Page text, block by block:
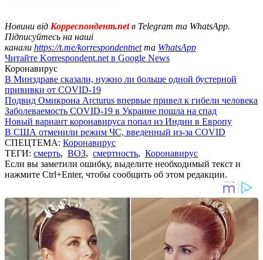
Новини від Корреспондент.netв Telegram та WhatsApp.
Підписуйтесь на наші
канали https://t.me/korrespondentnetта WhatsApp
Читайте Korrespondent.net в Google News
Коронавирус
В Минздраве сказали, нужно ли больше одной бустерной
прививки от COVID-19
Подвид Омикрона Arcturus впервые привел к гибели человека
Заболеваемость COVID-19 в Украине пошла на спад
Новый вариант коронавируса попал из Индии в Европу
В США отменили режим ЧС, введенный из-за COVID
СПЕЦТЕМА: Коронавирус
ТЕГИ: смерть, ВОЗ, смертность, Коронавирус
Если вы заметили ошибку, выделите необходимый текст и
нажмите Ctrl+Enter, чтобы сообщить об этом редакции.